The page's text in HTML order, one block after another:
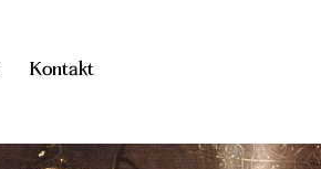
Kontakt